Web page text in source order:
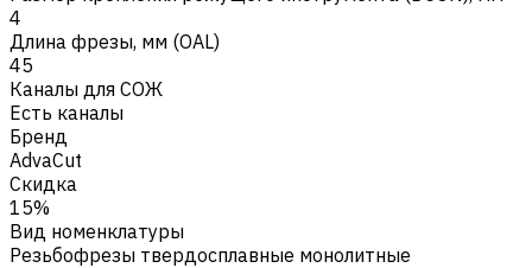
4
Длина фрезы, мм (OAL)
45
Каналы для СОЖ
Есть каналы
Бренд
AdvaCut
Скидка
15%
Вид номенклатуры
Резьбофрезы твердосплавные монолитные